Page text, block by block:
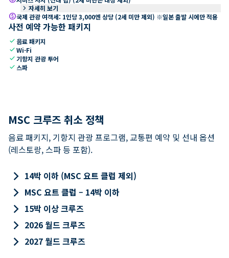
keyboard_arrow_right 자세히 보기
paid국제 관광 여객세: 1인당 3,000엔 상당 (2세 미만 제외) ※일본 출발 시에만 적용
사전 예약 가능한 패키지
check 음료 패키지
checkWi-Fi
check 기항지 관광 투어
check 스파
MSC 크루즈 취소 정책
음료 패키지, 기항지 관광 프로그램, 교통편 예약 및 선내 옵션
(레스토랑, 스파 등 포함).
keyboard_arrow_right 14박 이하 (MSC 요트 클럽 제외)
keyboard_arrow_right MSC 요트 클럽 – 14박 이하
keyboard_arrow_right 15박 이상 크루즈
keyboard_arrow_right 2026 월드 크루즈
keyboard_arrow_right 2027 월드 크루즈